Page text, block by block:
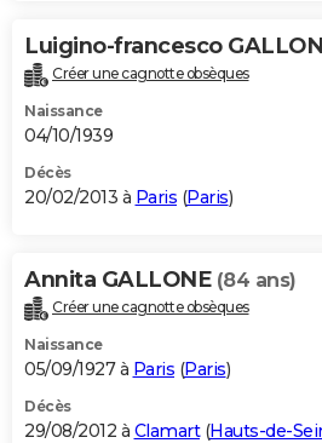
Luigino-francesco
Créer une cagnotte obsèques
Naissance
04/10/1939
Décès
20/02/2013 à Paris (Paris)
Annita GALLONE (84 ans)
Créer une cagnotte obsèques
Naissance
05/09/1927 à Paris (Paris)
Décès
29/08/2012 à Clamart(Hauts-de-